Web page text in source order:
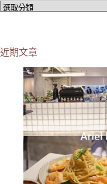
分
近期文章